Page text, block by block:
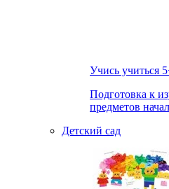
Учись учиться
Подготовка к
предметов
Детский сад